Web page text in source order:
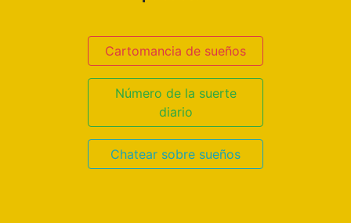
Cartomancia de sueños
Número de la suerte
diario
Chatear sobre sueños